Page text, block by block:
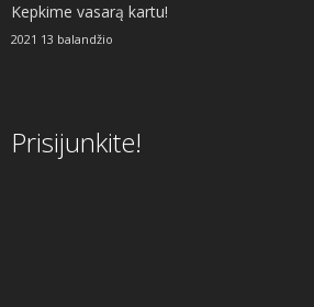
Kepkime vasarą kartu!
2021 13 balandžio
Prisijunkite!